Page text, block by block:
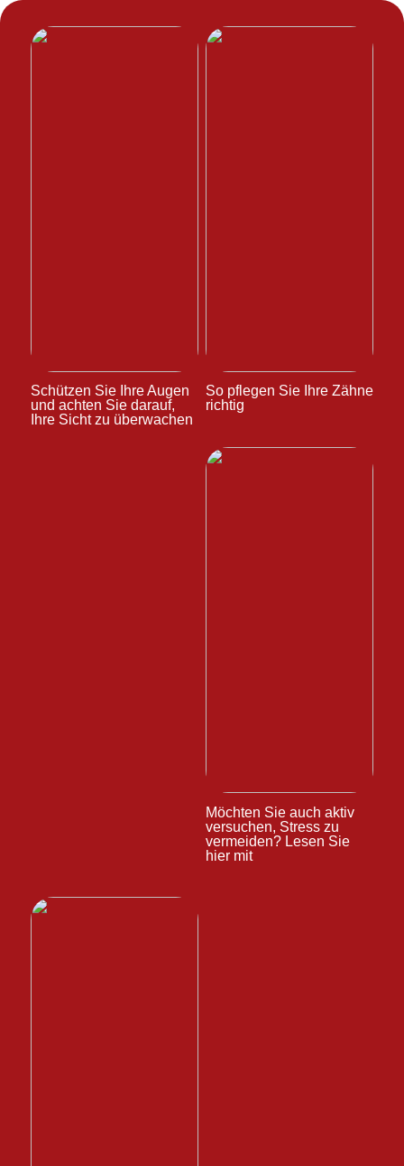
Schützen Sie Ihre Augen
und achten Sie darauf,
Ihre Sicht zu überwachen
So pflegen Sie Ihre Zähne
richtig
Möchten Sie auch aktiv
versuchen, Stress zu
vermeiden? Lesen Sie
hier mit